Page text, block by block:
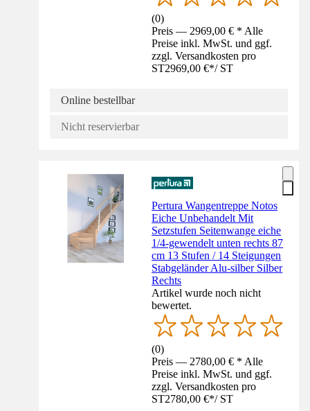
(0)
Preis — 2969,00 € * Alle
Preise inkl. MwSt. und ggf.
zzgl. Versandkosten pro
ST2969,00 €*/ ST
Online bestellbar
Nicht reservierbar
Pertura Wangentreppe Notos
Eiche Unbehandelt Mit
Setzstufen Seitenwange eiche
1/4-gewendelt unten rechts 87
cm 13 Stufen / 14 Steigungen
Stabgeländer Alu-silber Silber
Rechts
Artikel wurde noch nicht
bewertet.
(0)
Preis — 2780,00 € * Alle
Preise inkl. MwSt. und ggf.
zzgl. Versandkosten pro
ST2780,00 €*/ ST